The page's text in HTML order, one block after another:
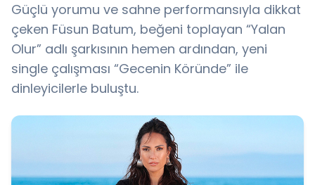
Güçlü yorumu ve sahne performansıyla dikkat
çeken Füsun Batum, beğeni toplayan “Yalan
Olur” adlı şarkısının hemen ardından, yeni
single çalışması “Gecenin Köründe” ile
dinleyicilerle buluştu.